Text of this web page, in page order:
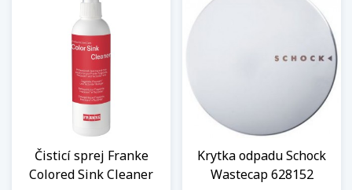
Čisticí sprej Franke
Colored Sink Cleaner
Krytka odpadu Schock
Wastecap 628152